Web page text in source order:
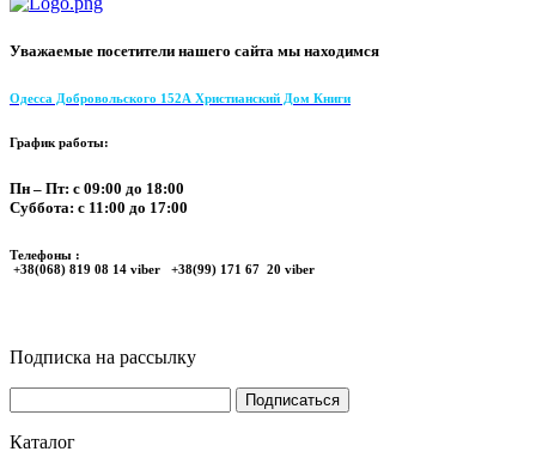
Уважаемые посетители нашего сайта мы находимся
Одесса Добровольского 152А Христианский Дом Книги
График работы:
Пн – Пт: с 09:00 до 18:00
Суббота: с 11:00 до 17:00
Телефоны :
+38(068) 819 08 14 viber +38(99) 171 67 20 viber
Подписка на рассылку
Каталог